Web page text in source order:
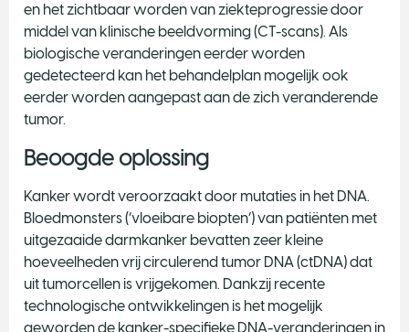
en het zichtbaar worden van ziekteprogressie door
middel van klinische beeldvorming (CT-scans). Als
biologische veranderingen eerder worden
gedetecteerd kan het behandelplan mogelijk ook
eerder worden aangepast aan de zich veranderende
tumor.
Beoogde oplossing
Kanker wordt veroorzaakt door mutaties in het DNA.
Bloedmonsters (‘vloeibare biopten’) van patiënten met
uitgezaaide darmkanker bevatten zeer kleine
hoeveelheden vrij circulerend tumor DNA (ctDNA) dat
uit tumorcellen is vrijgekomen. Dankzij recente
technologische ontwikkelingen is het mogelijk
geworden de kanker-specifieke DNA-veranderingen in